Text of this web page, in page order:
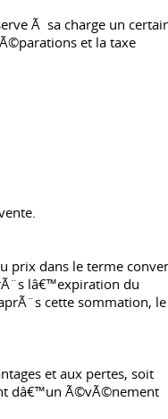
Ã sa charge un
et la taxe
prix dans le terme
lâ€™expiration du
cette sommation, le
et aux pertes, soit
dâ€™un Ã©vÃ©nement